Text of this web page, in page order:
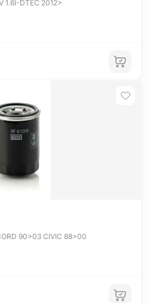
1.6I-DTEC 2012>
90>03 CIVIC 88>00